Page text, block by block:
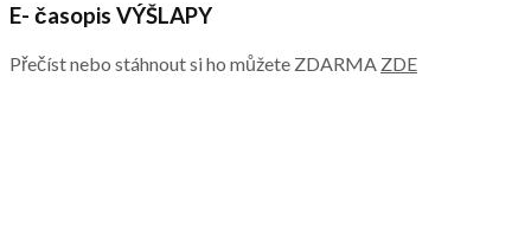
E- časopis VÝŠLAPY
Přečíst nebo stáhnout si ho můžete ZDARMA ZDE